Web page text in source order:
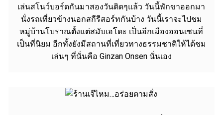
เล่นสโนว์บอร์ดกันมาสองวันติดๆแล้ว วันนี้พักขาออกมา
นั่งรถเที่ยวข้างนอกสกีรีสอร์ทกันบ้าง วันนี้เราจะไปชม
หมู่บ้านโบราณตั้งแต่สมับเอโดะ เป็นอีกเมืองออนเซนที่
เป็นที่นิยม อีกทั้งยังมีสถานที่เที่ยวทางธรรมชาติให้ได้ชม
เล่นๆ ที่นั่นคือ Ginzan Onsen นั่นเอง